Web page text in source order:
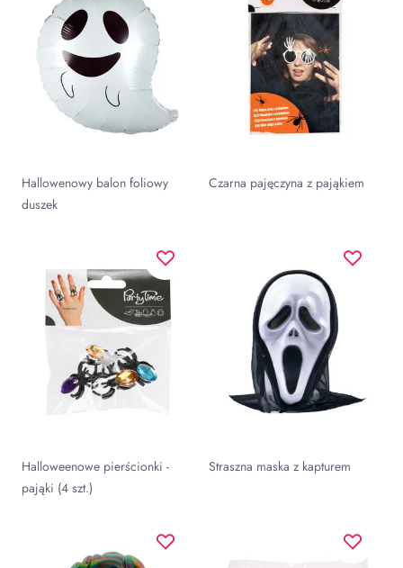
Hallowenowy balon foliowy
duszek
Czarna pajęczyna z pająkiem
Halloweenowe pierścionki -
pająki (4 szt.)
Straszna maska z kapturem